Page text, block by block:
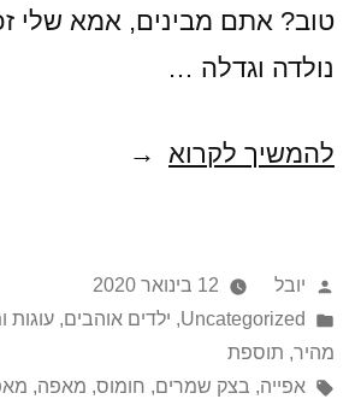
טוב? אתם מבינים, אמא שלי
נולדה וגדלה …
להמשיך לקרוא פיתות
אשכנזיפת
פורסם
על
ידי
יובל
12 בינואר 2020
Posted
in
Uncategorized
, ילדים אוהבים, עוגות
מהיר, תוספת
תגיות:
אפייה, בצק שמרים, חומוס, מאפה,